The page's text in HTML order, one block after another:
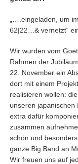
„….eingeladen, um
62|22…& vernetzt“
Wir wurden vom
Rahmen der
22. November ein
dort mit einem
realisieren wollen:
unseren
extra dafür
zusammen
schön und
ganze Big Band an
Wir freuen uns auf